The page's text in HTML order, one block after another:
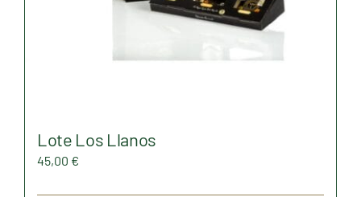
Lote Los Llanos
45,00 €